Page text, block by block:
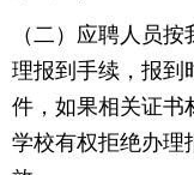
（二）应聘人员
理报到手续，报到
件，如果相关证书
学校有权拒绝办理